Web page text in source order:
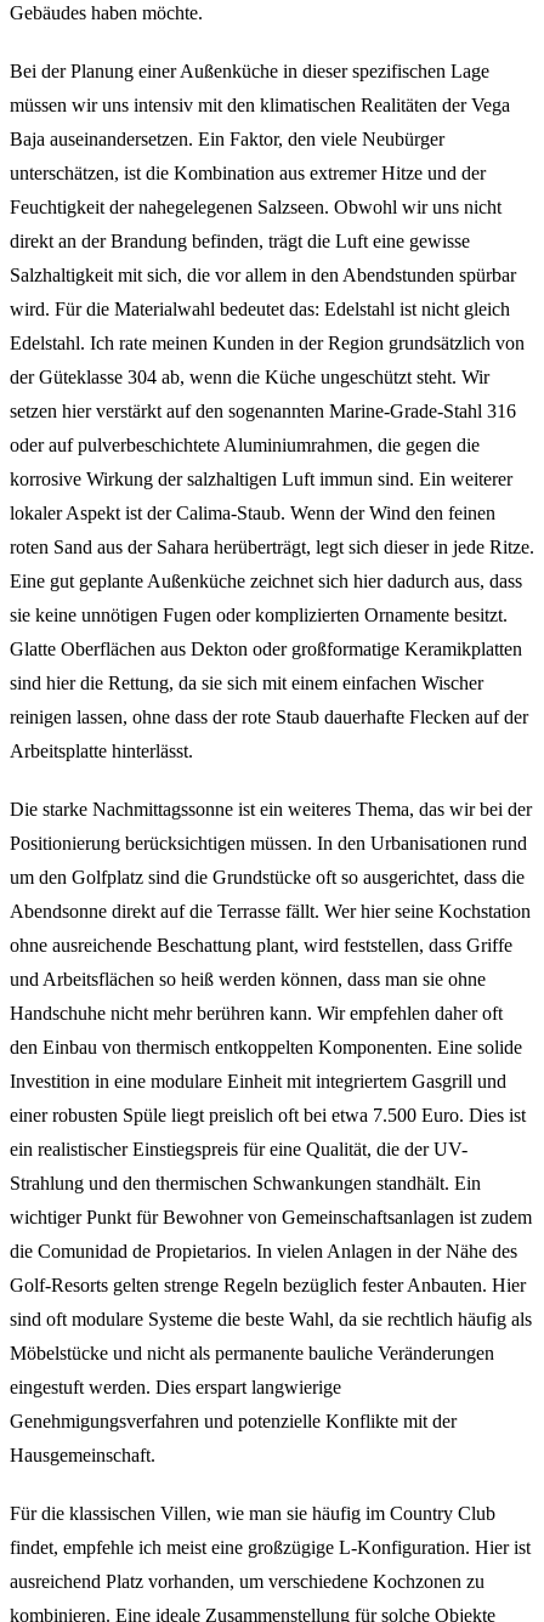
Gebäudes haben möchte.
Bei der Planung einer Außenküche in dieser spezifischen Lage
müssen wir uns intensiv mit den klimatischen Realitäten der Vega
Baja auseinandersetzen. Ein Faktor, den viele Neubürger
unterschätzen, ist die Kombination aus extremer Hitze und der
Feuchtigkeit der nahegelegenen Salzseen. Obwohl wir uns nicht
direkt an der Brandung befinden, trägt die Luft eine gewisse
Salzhaltigkeit mit sich, die vor allem in den Abendstunden spürbar
wird. Für die Materialwahl bedeutet das: Edelstahl ist nicht gleich
Edelstahl. Ich rate meinen Kunden in der Region grundsätzlich von
der Güteklasse 304 ab, wenn die Küche ungeschützt steht. Wir
setzen hier verstärkt auf den sogenannten Marine-Grade-Stahl 316
oder auf pulverbeschichtete Aluminiumrahmen, die gegen die
korrosive Wirkung der salzhaltigen Luft immun sind. Ein weiterer
lokaler Aspekt ist der Calima-Staub. Wenn der Wind den feinen
roten Sand aus der Sahara herüberträgt, legt sich dieser in jede Ritze.
Eine gut geplante Außenküche zeichnet sich hier dadurch aus, dass
sie keine unnötigen Fugen oder komplizierten Ornamente besitzt.
Glatte Oberflächen aus Dekton oder großformatige Keramikplatten
sind hier die Rettung, da sie sich mit einem einfachen Wischer
reinigen lassen, ohne dass der rote Staub dauerhafte Flecken auf der
Arbeitsplatte hinterlässt.
Die starke Nachmittagssonne ist ein weiteres Thema, das wir bei der
Positionierung berücksichtigen müssen. In den Urbanisationen rund
um den Golfplatz sind die Grundstücke oft so ausgerichtet, dass die
Abendsonne direkt auf die Terrasse fällt. Wer hier seine Kochstation
ohne ausreichende Beschattung plant, wird feststellen, dass Griffe
und Arbeitsflächen so heiß werden können, dass man sie ohne
Handschuhe nicht mehr berühren kann. Wir empfehlen daher oft
den Einbau von thermisch entkoppelten Komponenten. Eine solide
Investition in eine modulare Einheit mit integriertem Gasgrill und
einer robusten Spüle liegt preislich oft bei etwa 7.500 Euro. Dies ist
ein realistischer Einstiegspreis für eine Qualität, die der UV-
Strahlung und den thermischen Schwankungen standhält. Ein
wichtiger Punkt für Bewohner von Gemeinschaftsanlagen ist zudem
die Comunidad de Propietarios. In vielen Anlagen in der Nähe des
Golf-Resorts gelten strenge Regeln bezüglich fester Anbauten. Hier
sind oft modulare Systeme die beste Wahl, da sie rechtlich häufig als
Möbelstücke und nicht als permanente bauliche Veränderungen
eingestuft werden. Dies erspart langwierige
Genehmigungsverfahren und potenzielle Konflikte mit der
Hausgemeinschaft.
Für die klassischen Villen, wie man sie häufig im Country Club
findet, empfehle ich meist eine großzügige L-Konfiguration. Hier ist
ausreichend Platz vorhanden, um verschiedene Kochzonen zu
kombinieren. Eine ideale Zusammenstellung für solche Objekte